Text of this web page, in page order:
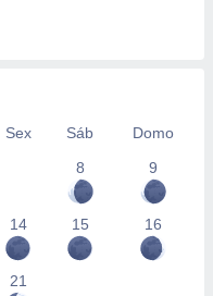
Sex Sáb
Domo
8
9
14 15 16
21